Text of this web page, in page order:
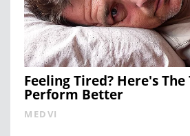
Feeling Tired? Here's
Perform Better
MEDVI